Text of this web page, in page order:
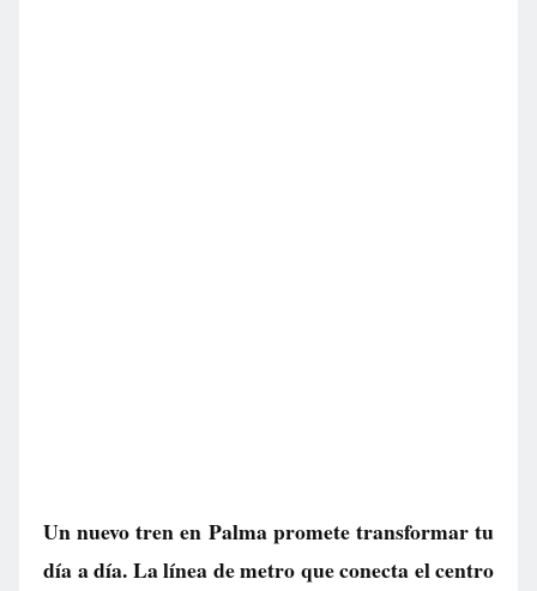
Un nuevo tren en Palma promete transformar tu
día a día. La línea de metro que conecta el centro